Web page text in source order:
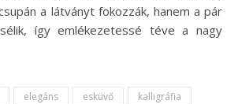
a látványt fokozzák, hanem a pár
így emlékezetessé téve a nagy
elegáns esküvő
kalligráfia